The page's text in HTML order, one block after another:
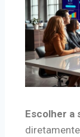
Escolher a